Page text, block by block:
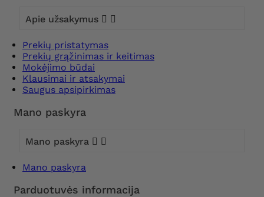
Apie užsakymus  
Prekių pristatymas
Prekių grąžinimas ir keitimas
Mokėjimo būdai
Klausimai ir atsakymai
Saugus apsipirkimas
Mano paskyra
Mano paskyra  
Mano paskyra
Parduotuvės informacija